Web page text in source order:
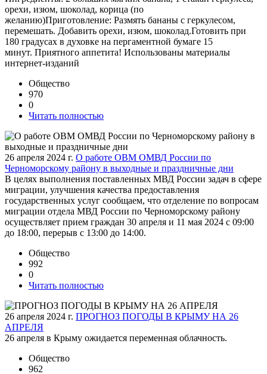
орехи, изюм, шоколад, корица (по
желанию)Приготовление: Размять бананы с геркулесом,
перемешать. Добавить орехи, изюм, шоколад.Готовить при
180 градусах в духовке на пергаментной бумаге 15
минут. Приятного аппетита! Использованы материалы
интернет-изданий
Общество
970
0
Читать полностью
26 апреля 2024 г. О работе ОВМ ОМВД России по
Черноморскому району в выходные и праздничные дни
В целях выполнения поставленных МВД России задач в сфере
миграции, улучшения качества предоставления
государственных услуг сообщаем, что отделение по вопросам
миграции отдела МВД России по Черноморскому району
осуществляет прием граждан 30 апреля и 11 мая 2024 с 09:00
до 18:00, перерыв с 13:00 до 14:00.
Общество
992
0
Читать полностью
26 апреля 2024 г. ПРОГНОЗ ПОГОДЫ В КРЫМУ НА 26
АПРЕЛЯ
26 апреля в Крыму ожидается переменная облачность.
Общество
962